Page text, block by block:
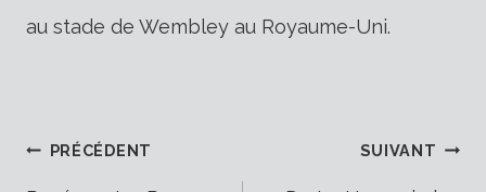
au stade de Wembley au Royaume-Uni.
PRÉCÉDENT SUIVANT